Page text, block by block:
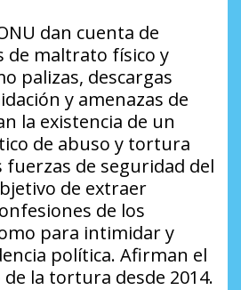
dan cuenta de
de maltrato físico y
palizas, descargas
y amenazas de
la existencia de un
de abuso y tortura
de seguridad del
de extraer
de los
para intimidar y
política. Afirman el
la tortura desde 2014.